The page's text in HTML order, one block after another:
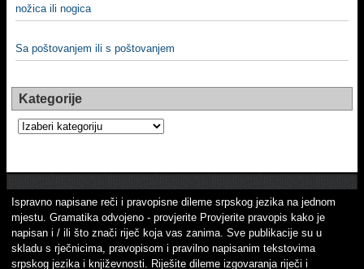
nožica ili nogica
Sa poštovanjem ili s poštovanjem
Kategorije
Kategorije
Ispravno napisane reči i pravopisne dileme srpskog jezika na jednom
mjestu. Gramatika odvojeno - provjerite Provjerite pravopis kako je
napisan i / ili što znači riječ koja vas zanima. Sve publikacije su u
skladu s rječnicima, pravopisom i pravilno napisanim tekstovima
srpskog jezika i književnosti. Riješite dileme izgovaranja riječi i